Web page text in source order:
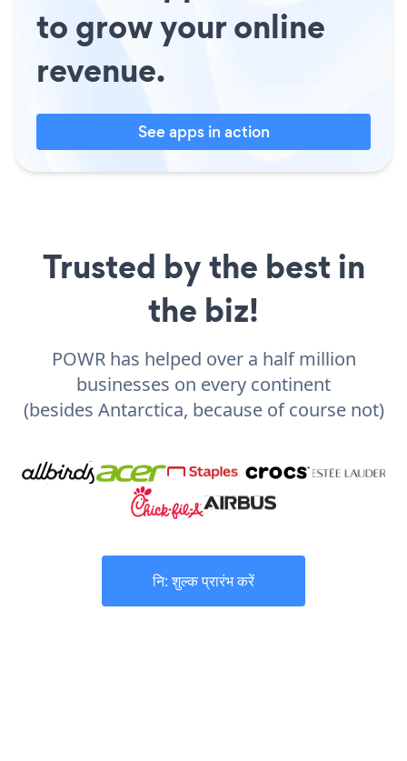
to grow your online
revenue.
See apps in action
Trusted by the best in
the biz!
POWR has helped over a half million
businesses on every continent
(besides Antarctica, because of course not)
नि: शुल्क प्रारंभ करें